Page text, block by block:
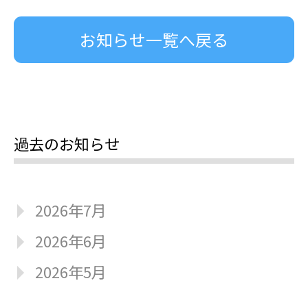
お知らせ一覧へ戻る
過去のお知らせ
2026年7月
2026年6月
2026年5月